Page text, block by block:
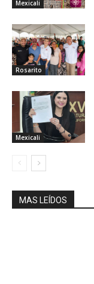
Mexicali
Rosarito
Mexicali
MAS LEÍDOS